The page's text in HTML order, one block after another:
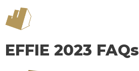
Inhalt
springen
EFFIE 2023 FAQs